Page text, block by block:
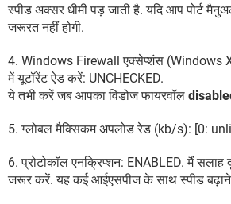
स्पीड अक्सर धीमी पड़ जाती है. यदि आप पोर्ट
जरूरत नहीं होगी.
4. Windows Firewall एक्सेप्शंस (Windows
में यूटॉरेंट ऐड करें: UNCHECKED.
ये तभी करें जब आपका विंडोज फायरवॉल
5. ग्लोबल मैक्सिकम अपलोड रेड (kb/s): [0:
6. प्रोटोकॉल एनक्रिप्शन: ENABLED. मैं सलाह
जरूर करें. यह कई आईएसपीज के साथ स्पीड बढ़ाने